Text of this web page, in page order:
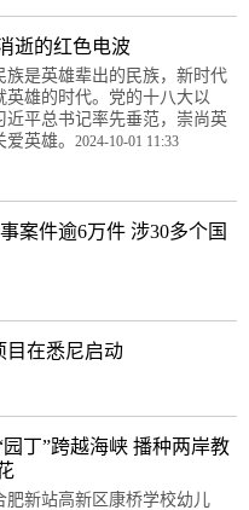
逝的红色电波
族是英雄辈出的民族，新时代
英雄的时代。党的十八大以
近平总书记率先垂范，崇尚英
英雄。 2024-10-01 11:33
案件逾6万件 涉30多个国
目在悉尼启动
园丁”跨越海峡 播种两岸教
肥新站高新区康桥学校幼儿